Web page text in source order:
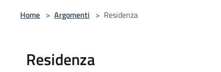
Home > Argomenti > Residenza
Residenza